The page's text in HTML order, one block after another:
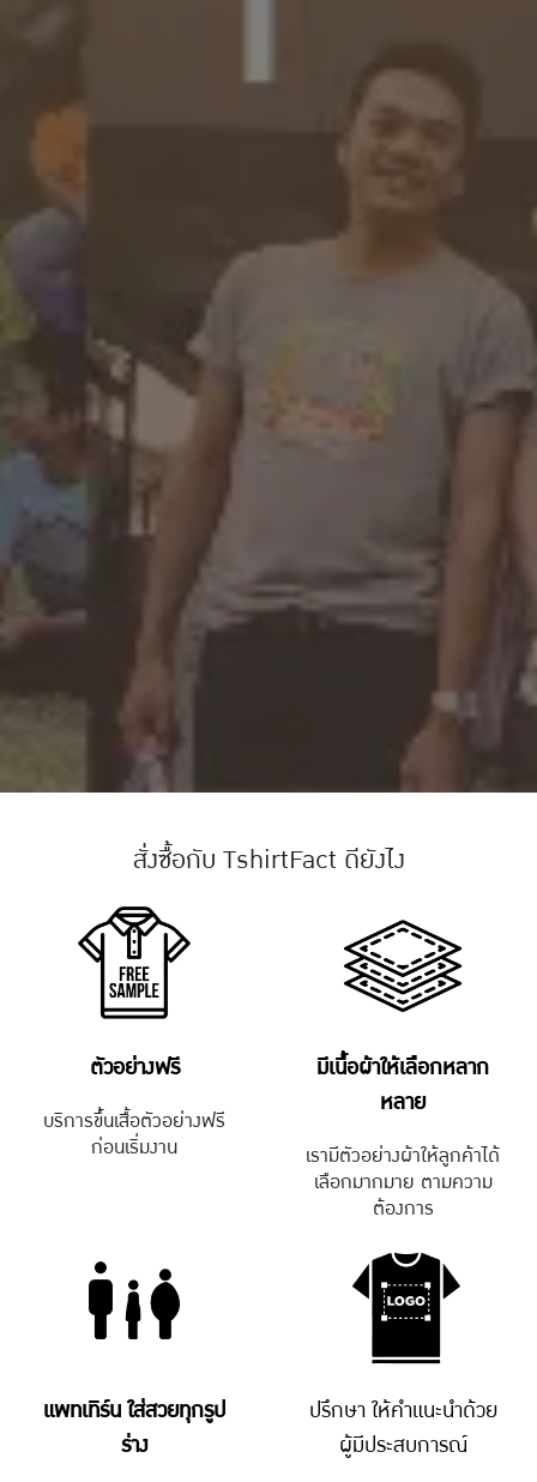
สั่งซื้อกับ TshirtFact ดียังไง
ตัวอย่างฟรี
บริการขึ้นเสื้อตัวอย่างฟรี
ก่อนเริ่มงาน
มีเนื้อผ้าให้เลือกหลาก
หลาย
เรามีตัวอย่างผ้าให้ลูกค้าได้
เลือกมากมาย ตามความ
ต้องการ
แพทเทิร์น ใส่สวยทุกรูป
ร่าง
ปรึกษา ให้คำแนะนำด้วย
ผู้มีประสบการณ์